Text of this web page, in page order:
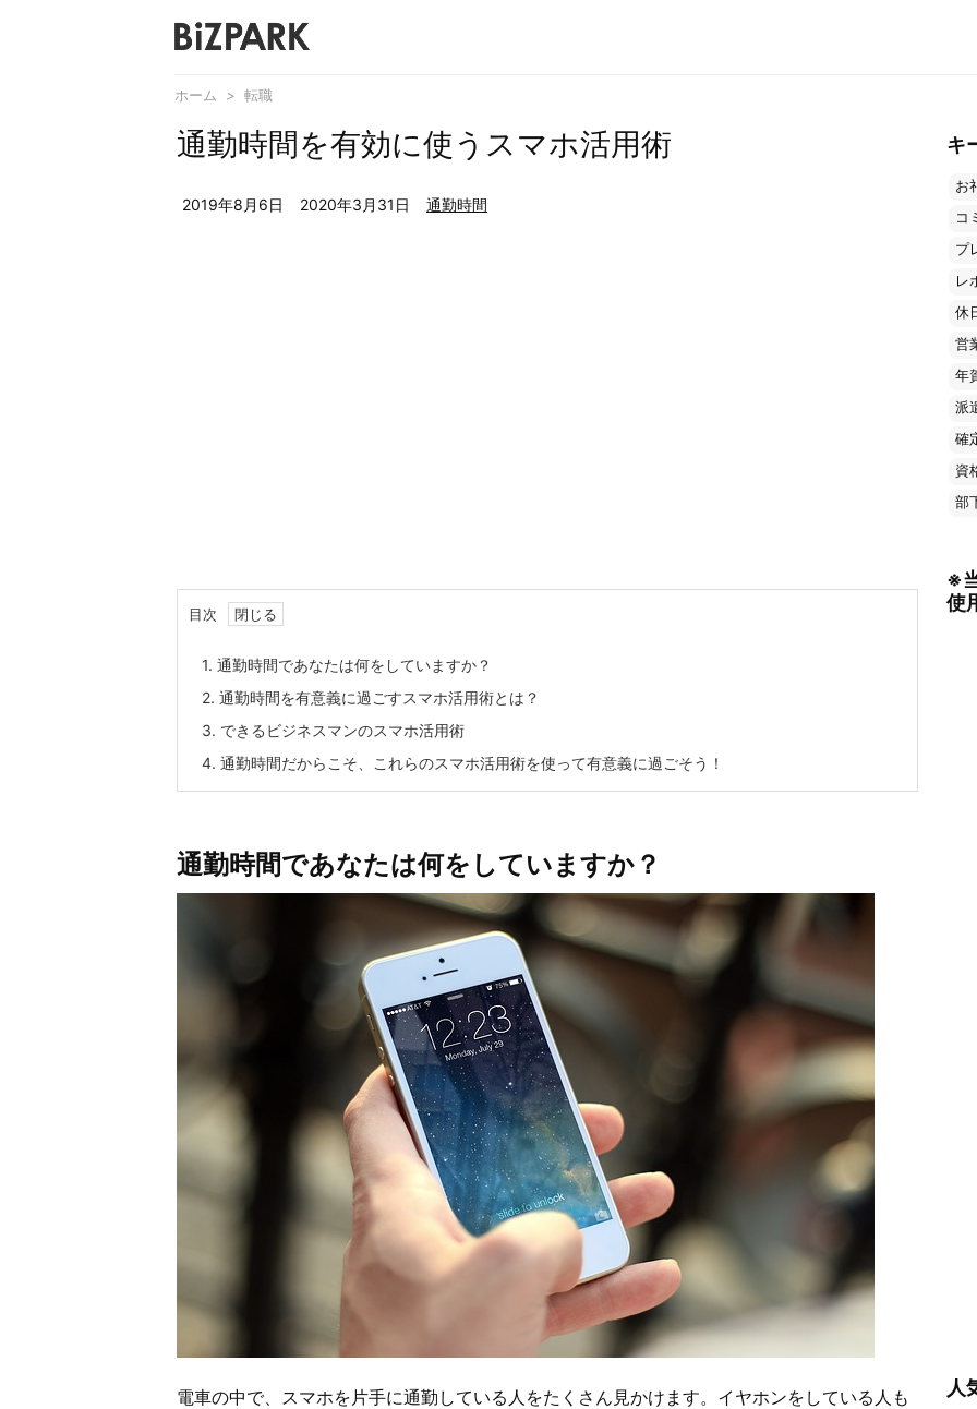
ホーム > 転職
通勤時間を有効に使うスマホ活用術
2019年8月6日 2020年3月31日 通勤時間
目次
1. 通勤時間であなたは何をしていますか？
2. 通勤時間を有意義に過ごすスマホ活用術とは？
3. できるビジネスマンのスマホ活用術
4. 通勤時間だからこそ、これらのスマホ活用術を使って有意義に過ごそう！
通勤時間であなたは何をしていますか？
電車の中で、スマホを片手に通勤している人をたくさん見かけます。イヤホンをしている人も
キ
お
コ
プ
レ
休
営
年
派
確
資
部
※
使
人